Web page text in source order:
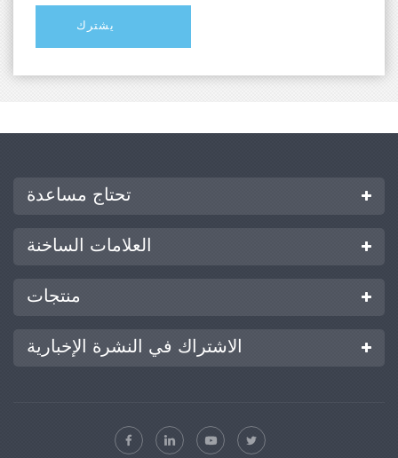
تحتاج مساعدة
العلامات الساخنة
منتجات
الاشتراك في النشرة الإخبارية